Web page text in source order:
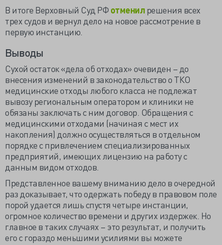
В итоге Верховный Суд РФ отменил решения всех
трех судов и вернул дело на новое рассмотрение в
первую инстанцию.
Выводы
Сухой остаток «дела об отходах» очевиден – до
внесения изменений в законодательство о ТКО
медицинские отходы любого класса не подлежат
вывозу региональным оператором и клиники не
обязаны заключать с ним договор. Обращения с
медицинскими отходами (начиная с мест их
накопления) должно осуществляться в отдельном
порядке с привлечением специализированных
предприятий, имеющих лицензию на работу с
данным видом отходов.
Представленное вашему вниманию дело в очередной
раз доказывает, что одержать победу в правовом поле
порой удается лишь спустя четыре инстанции,
огромное количество времени и других издержек. Но
главное в таких случаях – это результат, и получить
его с гораздо меньшими усилиями вы можете